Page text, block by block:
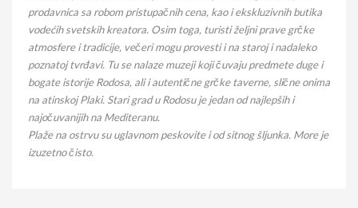
prodavnica sa robom pristupačnih cena, kao i ekskluzivnih butika
vodećih svetskih kreatora. Osim toga, turisti željni prave grčke
atmosfere i tradicije, večeri mogu provesti i na staroj i nadaleko
poznatoj tvrđavi. Tu se nalaze muzeji koji čuvaju predmete duge i
bogate istorije Rodosa, ali i autentične grčke taverne, slične onima
na atinskoj Plaki. Stari grad u Rodosu je jedan od najlepših i
najočuvanijih na Mediteranu.
Plaže na ostrvu su uglavnom peskovite i od sitnog šljunka. More je
izuzetno čisto.